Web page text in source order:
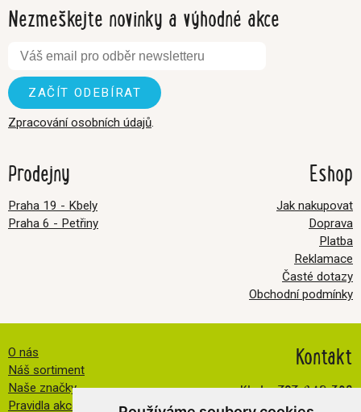
Nezmeškejte novinky a výhodné akce
Zpracování osobních údajů.
Prodejny
Praha 19 - Kbely
Praha 6 - Petřiny
Kontakt
Kbely:727 840 369
Eshop
Jak nakupovat
Doprava
Platba
Reklamace
Časté dotazy
Obchodní podmínky
O nás
Náš sortiment
Naše značky
Pravidla akce FB